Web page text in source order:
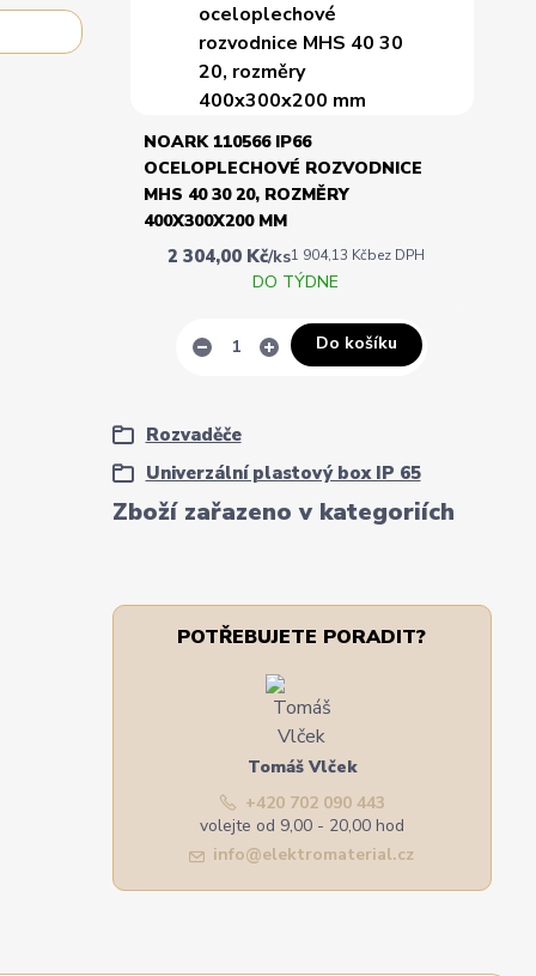
Zboží zařazeno v kategoriích
Rozvaděče
Univerzální plastový box IP 65
NOARK 110566 IP66
OCELOPLECHOVÉ ROZVODNICE
MHS 40 30 20, ROZMĚRY
400X300X200 MM
2 304,00 Kč/ks1 904,13 Kčbez DPH
DO TÝDNE
Do košíku
POTŘEBUJETE PORADIT?
Tomáš Vlček
+420 702 090 443
volejte od 9,00 - 20,00 hod
info@elektromaterial.cz